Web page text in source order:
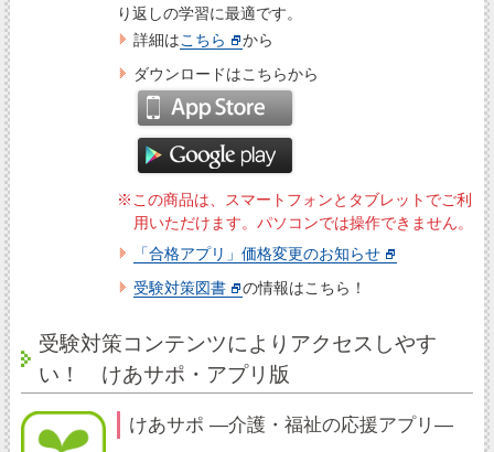
り返しの学習に最適です。
詳細はこちら
から
ダウンロードはこちらから
※この商品は、スマートフォンとタブレットでご利
用いただけます。パソコンでは操作できません。
「合格アプリ」価格変更のお知らせ
受験対策図書
の情報はこちら！
受験対策コンテンツによりアクセスしやす
い！ けあサポ・アプリ版
けあサポ ―介護・福祉の応援アプリ―